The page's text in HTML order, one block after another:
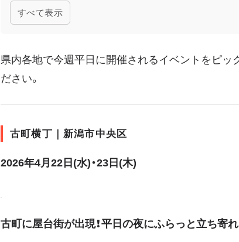
みつけイングリッシュガーデン 「スプリングフェア＆
国営越後丘陵公園 チューリップまつり｜長岡市
すべて表示
県内各地で今週平日に開催されるイベントをピッ
ださい。
古町横丁｜新潟市中央区
2026年4月22日(水)・23日(木)
古町に屋台街が出現！平日の夜にふらっと立ち寄